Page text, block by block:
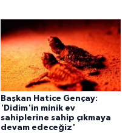
Başkan Hatice Gençay:
'Didim'in minik ev
sahiplerine sahip çıkmaya
devam edeceğiz'